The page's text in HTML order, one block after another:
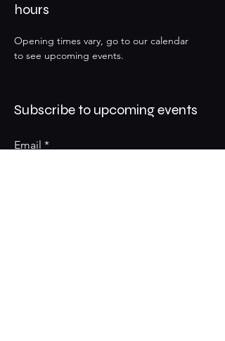
hours
Opening times vary, go to our calendar
to see upcoming events.
Subscribe to upcoming events
Email